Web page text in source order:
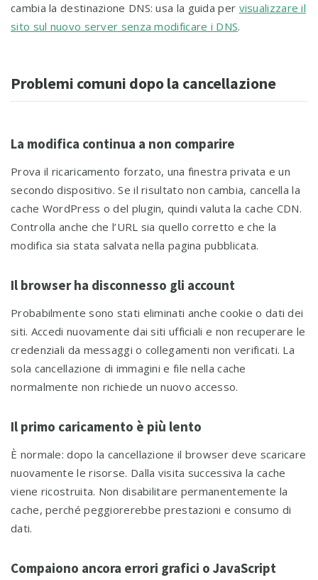
cambia la destinazione DNS: usa la guida per visualizzare il
sito sul nuovo server senza modificare i DNS.
Problemi comuni dopo la cancellazione
La modifica continua a non comparire
Prova il ricaricamento forzato, una finestra privata e un
secondo dispositivo. Se il risultato non cambia, cancella la
cache WordPress o del plugin, quindi valuta la cache CDN.
Controlla anche che l’URL sia quello corretto e che la
modifica sia stata salvata nella pagina pubblicata.
Il browser ha disconnesso gli account
Probabilmente sono stati eliminati anche cookie o dati dei
siti. Accedi nuovamente dai siti ufficiali e non recuperare le
credenziali da messaggi o collegamenti non verificati. La
sola cancellazione di immagini e file nella cache
normalmente non richiede un nuovo accesso.
Il primo caricamento è più lento
È normale: dopo la cancellazione il browser deve scaricare
nuovamente le risorse. Dalla visita successiva la cache
viene ricostruita. Non disabilitare permanentemente la
cache, perché peggiorerebbe prestazioni e consumo di
dati.
Compaiono ancora errori grafici o JavaScript